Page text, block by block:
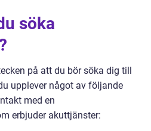
söka
på att du bör söka dig till
upplever något av följande
med en
erbjuder akuttjänster: